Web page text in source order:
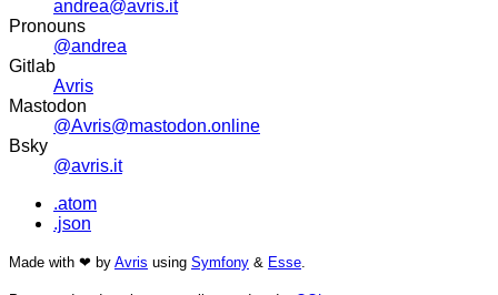
andrea@avris.it
Pronouns
@andrea
Gitlab
Avris
Mastodon
@Avris@mastodon.online
Bsky
@avris.it
.atom
.json
Made with ❤ by Avris using Symfony & Esse.